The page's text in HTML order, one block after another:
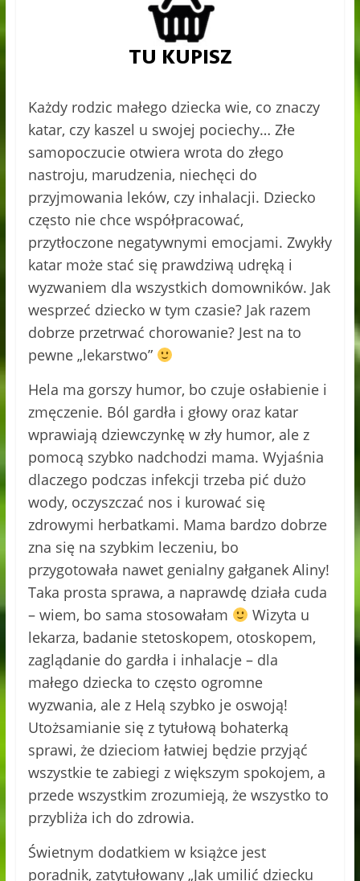
Każdy rodzic małego dziecka wie, co znaczy
katar, czy kaszel u swojej pociechy… Złe
samopoczucie otwiera wrota do złego
nastroju, marudzenia, niechęci do
przyjmowania leków, czy inhalacji. Dziecko
często nie chce współpracować,
przytłoczone negatywnymi emocjami. Zwykły
katar może stać się prawdziwą udręką i
wyzwaniem dla wszystkich domowników. Jak
wesprzeć dziecko w tym czasie? Jak razem
dobrze przetrwać chorowanie? Jest na to
pewne „lekarstwo”
Hela ma gorszy humor, bo czuje osłabienie i
zmęczenie. Ból gardła i głowy oraz katar
wprawiają dziewczynkę w zły humor, ale z
pomocą szybko nadchodzi mama. Wyjaśnia
dlaczego podczas infekcji trzeba pić dużo
wody, oczyszczać nos i kurować się
zdrowymi herbatkami. Mama bardzo dobrze
zna się na szybkim leczeniu, bo
przygotowała nawet genialny gałganek Aliny!
Taka prosta sprawa, a naprawdę działa cuda
– wiem, bo sama stosowałam
Wizyta u
lekarza, badanie stetoskopem, otoskopem,
zaglądanie do gardła i inhalacje – dla
małego dziecka to często ogromne
wyzwania, ale z Helą szybko je oswoją!
Utożsamianie się z tytułową bohaterką
sprawi, że dzieciom łatwiej będzie przyjąć
wszystkie te zabiegi z większym spokojem, a
przede wszystkim zrozumieją, że wszystko to
przybliża ich do zdrowia.
Świetnym dodatkiem w książce jest
poradnik, zatytułowany „Jak umilić dziecku